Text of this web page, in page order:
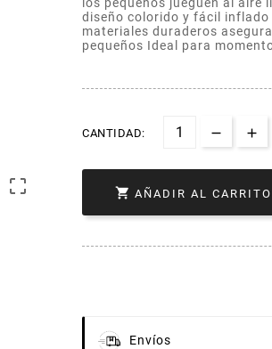

los pequeños jueguen al aire
diseño colorido y fácil inflado
materiales duraderos
pequeños Ideal para
CANTIDAD:
 AÑADIR AL CARRITO
Envíos